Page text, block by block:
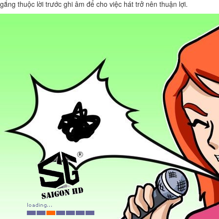
gắng thuộc lời trước ghi âm để cho việc hát trở nên thuận lợi.